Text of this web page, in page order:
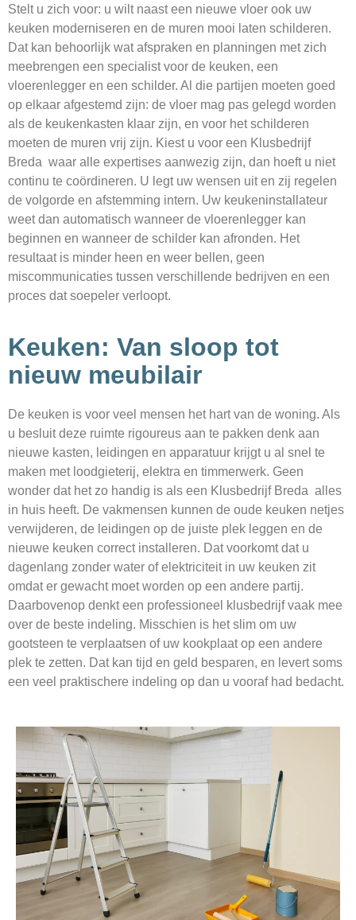
Stelt u zich voor: u wilt naast een nieuwe vloer ook uw
keuken moderniseren en de muren mooi laten schilderen.
Dat kan behoorlijk wat afspraken en planningen met zich
meebrengen een specialist voor de keuken, een
vloerenlegger en een schilder. Al die partijen moeten goed
op elkaar afgestemd zijn: de vloer mag pas gelegd worden
als de keukenkasten klaar zijn, en voor het schilderen
moeten de muren vrij zijn. Kiest u voor een Klusbedrijf
Breda waar alle expertises aanwezig zijn, dan hoeft u niet
continu te coördineren. U legt uw wensen uit en zij regelen
de volgorde en afstemming intern. Uw keukeninstallateur
weet dan automatisch wanneer de vloerenlegger kan
beginnen en wanneer de schilder kan afronden. Het
resultaat is minder heen en weer bellen, geen
miscommunicaties tussen verschillende bedrijven en een
proces dat soepeler verloopt.
Keuken: Van sloop tot
nieuw meubilair
De keuken is voor veel mensen het hart van de woning. Als
u besluit deze ruimte rigoureus aan te pakken denk aan
nieuwe kasten, leidingen en apparatuur krijgt u al snel te
maken met loodgieterij, elektra en timmerwerk. Geen
wonder dat het zo handig is als een Klusbedrijf Breda alles
in huis heeft. De vakmensen kunnen de oude keuken netjes
verwijderen, de leidingen op de juiste plek leggen en de
nieuwe keuken correct installeren. Dat voorkomt dat u
dagenlang zonder water of elektriciteit in uw keuken zit
omdat er gewacht moet worden op een andere partij.
Daarbovenop denkt een professioneel klusbedrijf vaak mee
over de beste indeling. Misschien is het slim om uw
gootsteen te verplaatsen of uw kookplaat op een andere
plek te zetten. Dat kan tijd en geld besparen, en levert soms
een veel praktischere indeling op dan u vooraf had bedacht.